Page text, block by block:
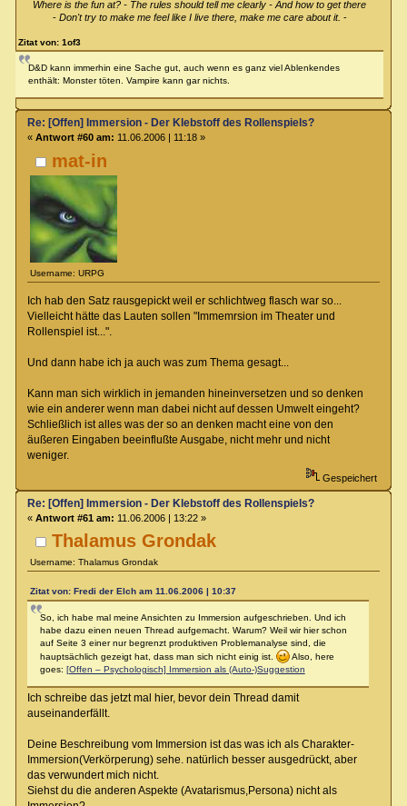
Where is the fun at? - The rules should tell me clearly - And how to get there
- Don't try to make me feel like I live there, make me care about it. -
Zitat von: 1of3
D&D kann immerhin eine Sache gut, auch wenn es ganz viel Ablenkendes
enthält: Monster töten. Vampire kann gar nichts.
mat-in
Username: URPG
Re: [Offen] Immersion - Der Klebstoff des Rollenspiels?
« Antwort #60 am: 11.06.2006 | 11:18 »
Ich hab den Satz rausgepickt weil er schlichtweg flasch war so...
Vielleicht hätte das Lauten sollen "Immemrsion im Theater und
Rollenspiel ist...".
Und dann habe ich ja auch was zum Thema gesagt...
Kann man sich wirklich in jemanden hineinversetzen und so denken
wie ein anderer wenn man dabei nicht auf dessen Umwelt eingeht?
Schließlich ist alles was der so an denken macht eine von den
äußeren Eingaben beeinflußte Ausgabe, nicht mehr und nicht
weniger.
Gespeichert
Thalamus Grondak
Username: Thalamus Grondak
Re: [Offen] Immersion - Der Klebstoff des Rollenspiels?
« Antwort #61 am: 11.06.2006 | 13:22 »
Zitat von: Fredi der Elch am 11.06.2006 | 10:37
So, ich habe mal meine Ansichten zu Immersion aufgeschrieben. Und ich
habe dazu einen neuen Thread aufgemacht. Warum? Weil wir hier schon
auf Seite 3 einer nur begrenzt produktiven Problemanalyse sind, die
hauptsächlich gezeigt hat, dass man sich nicht einig ist.
Also, here
goes: [Offen – Psychologisch] Immersion als (Auto-)Suggestion
Ich schreibe das jetzt mal hier, bevor dein Thread damit
auseinanderfällt.
Deine Beschreibung vom Immersion ist das was ich als Charakter-
Immersion(Verkörperung) sehe. natürlich besser ausgedrückt, aber
das verwundert mich nicht.
Siehst du die anderen Aspekte (Avatarismus,Persona) nicht als